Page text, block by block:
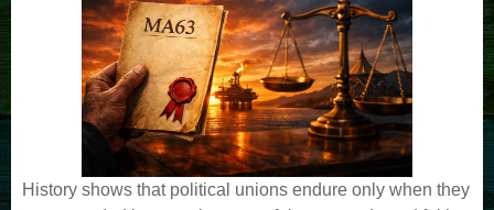
History shows that political unions endure only when they